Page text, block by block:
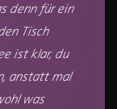
denn für ein
Tisch
ist klar, du
anstatt mal
was